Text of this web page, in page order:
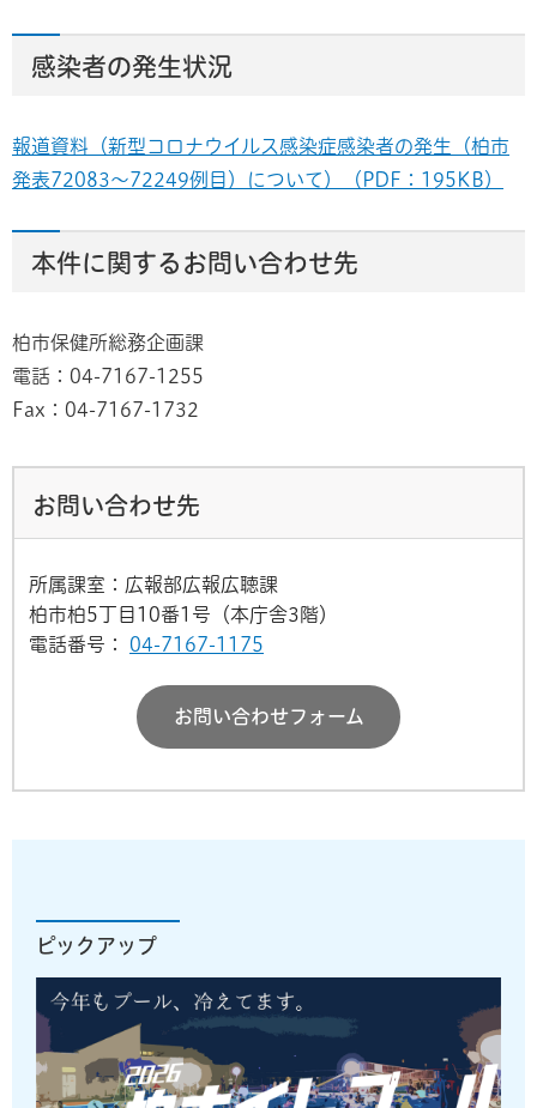
感染者の発生状況
報道資料（新型コロナウイルス感染症感染者の発生（柏市
発表72083～72249例目）について）（PDF：195KB）
本件に関するお問い合わせ先
柏市保健所総務企画課
電話：04-7167-1255
Fax：04-7167-1732
お問い合わせ先
所属課室：広報部広報広聴課
柏市柏5丁目10番1号（本庁舎3階）
電話番号：
04-7167-1175
お問い合わせフォーム
ピックアップ